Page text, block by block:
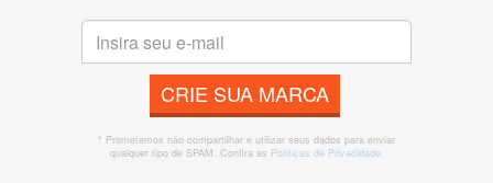
CRIE SUA MARCA
* Prometemos não compartilhar e utilizar seus dados para enviar
qualquer tipo de SPAM. Confira as Políticas de Privacidade.